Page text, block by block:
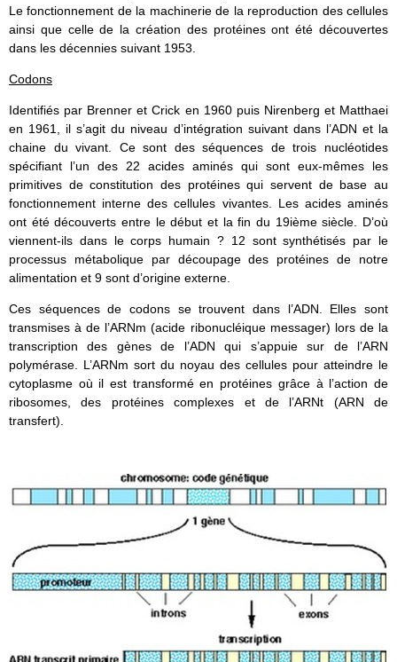
Le fonctionnement de la machinerie de la reproduction des cellules
ainsi que celle de la création des protéines ont été découvertes
dans les décennies suivant 1953.
Codons
Identifiés par Brenner et Crick en 1960 puis Nirenberg et Matthaei
en 1961, il s’agit du niveau d’intégration suivant dans l’ADN et la
chaine du vivant. Ce sont des séquences de trois nucléotides
spécifiant l’un des 22 acides aminés qui sont eux-mêmes les
primitives de constitution des protéines qui servent de base au
fonctionnement interne des cellules vivantes. Les acides aminés
ont été découverts entre le début et la fin du 19ième siècle. D’où
viennent-ils dans le corps humain ? 12 sont synthétisés par le
processus métabolique par découpage des protéines de notre
alimentation et 9 sont d’origine externe.
Ces séquences de codons se trouvent dans l’ADN. Elles sont
transmises à de l’ARNm (acide ribonucléique messager) lors de la
transcription des gènes de l’ADN qui s’appuie sur de l’ARN
polymérase. L’ARNm sort du noyau des cellules pour atteindre le
cytoplasme où il est transformé en protéines grâce à l’action de
ribosomes, des protéines complexes et de l’ARNt (ARN de
transfert).